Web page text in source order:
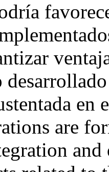
en
are